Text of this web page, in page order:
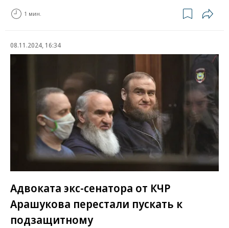
1 мин.
08.11.2024, 16:34
Адвоката экс-сенатора от КЧР
Арашукова перестали пускать к
подзащитному